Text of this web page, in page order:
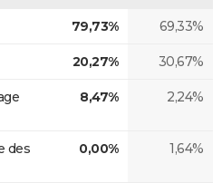
79,73% 69,33%
20,27% 30,67%
8,47% 2,24%
des
0,00% 1,64%